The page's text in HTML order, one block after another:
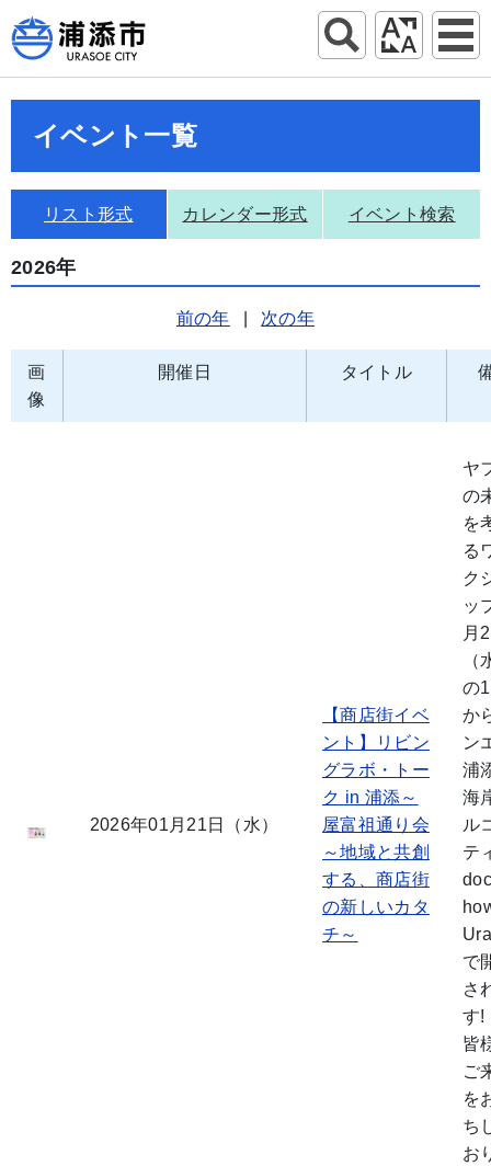
イベント一覧
リスト形式 カレンダー形式 イベント検索
2026年
前の年 次の年
画
像
開催日 タイトル
2026年01月21日（水）
【商店街イベ
ント】リビン
グラボ・トー
ク in 浦添～
屋富祖通り会
～地域と共創
する、商店街
の新しいカタ
チ～
ヤ
の
を
る
ク
ッ
月
（
の
か
ン
浦
海
ル
テ
で
さ
す!
皆
ご
を
ち
お